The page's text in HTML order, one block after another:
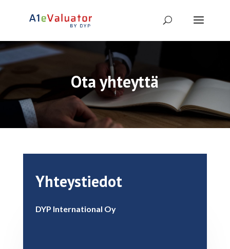
Ota yhteyttä
Yhteystiedot
DYP International Oy